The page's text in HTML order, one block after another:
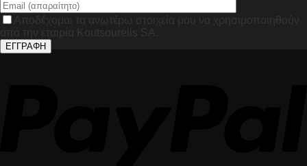
Αποδέχομαι τα ανωτέρω στοιχεία μου να χρησιμοποιηθούν
από την εταιρία Koutsourelis SA.